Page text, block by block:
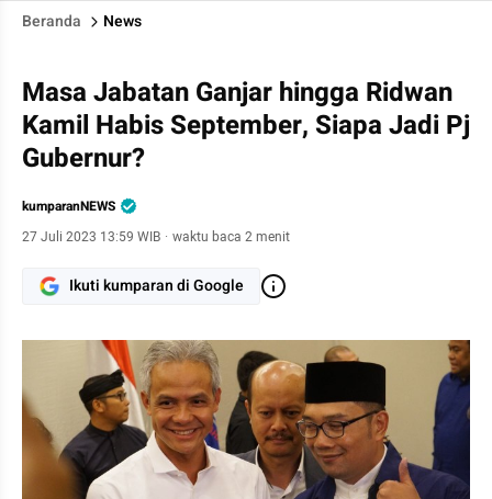
Beranda News
Masa Jabatan Ganjar hingga Ridwan
Kamil Habis September, Siapa Jadi Pj
Gubernur?
kumparanNEWS
27 Juli 2023 13:59 WIB · waktu baca 2 menit
Ikuti kumparan di Google